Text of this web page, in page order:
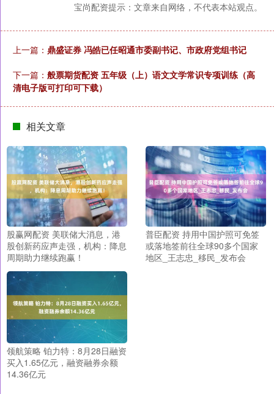
宝尚配资提示：文章来自网络，不代表本站观点。
上一篇： 鼎盛证券 冯皓已任昭通市委副书记、市政府党组书记
下一篇： 般票期货配资 五年级（上）语文文学常识专项训练（高
清电子版可打印可下载）
相关文章
股赢网配资 美联储大消息，港
股创新药应声走强，机构：降息
周期助力继续跑赢！
普臣配资 持用中国护照可免签
或落地签前往全球90多个国家
地区_王志忠_移民_发布会
领航策略 铂力特：8月28日融资
买入1.65亿元，融资融券余额
14.36亿元